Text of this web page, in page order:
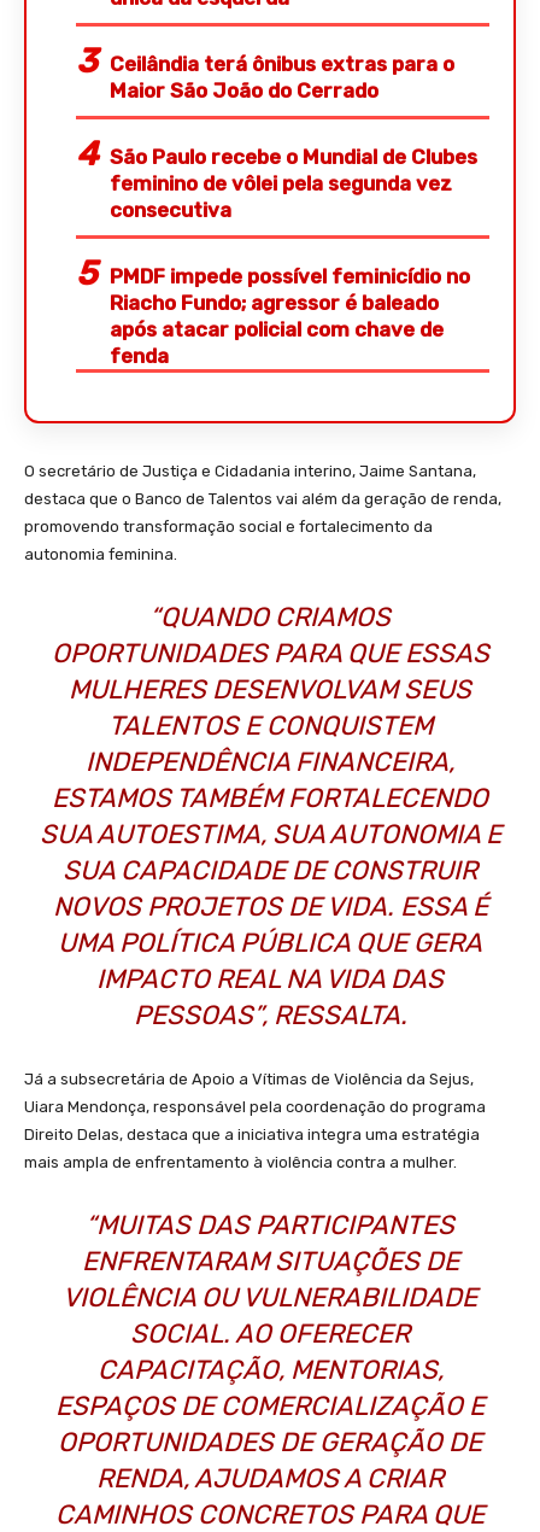
Ceilândia terá ônibus extras para o
Maior São João do Cerrado
São Paulo recebe o Mundial de Clubes
feminino de vôlei pela segunda vez
consecutiva
PMDF impede possível feminicídio no
Riacho Fundo; agressor é baleado
após atacar policial com chave de
fenda
O secretário de Justiça e Cidadania interino, Jaime Santana,
destaca que o Banco de Talentos vai além da geração de renda,
promovendo transformação social e fortalecimento da
autonomia feminina.
“QUANDO CRIAMOS
OPORTUNIDADES PARA QUE ESSAS
MULHERES DESENVOLVAM SEUS
TALENTOS E CONQUISTEM
INDEPENDÊNCIA FINANCEIRA,
ESTAMOS TAMBÉM FORTALECENDO
SUA AUTOESTIMA, SUA AUTONOMIA E
SUA CAPACIDADE DE CONSTRUIR
NOVOS PROJETOS DE VIDA. ESSA É
UMA POLÍTICA PÚBLICA QUE GERA
IMPACTO REAL NA VIDA DAS
PESSOAS”, RESSALTA.
Já a subsecretária de Apoio a Vítimas de Violência da Sejus,
Uiara Mendonça, responsável pela coordenação do programa
Direito Delas, destaca que a iniciativa integra uma estratégia
mais ampla de enfrentamento à violência contra a mulher.
“MUITAS DAS PARTICIPANTES
ENFRENTARAM SITUAÇÕES DE
VIOLÊNCIA OU VULNERABILIDADE
SOCIAL. AO OFERECER
CAPACITAÇÃO, MENTORIAS,
ESPAÇOS DE COMERCIALIZAÇÃO E
OPORTUNIDADES DE GERAÇÃO DE
RENDA, AJUDAMOS A CRIAR
CAMINHOS CONCRETOS PARA QUE